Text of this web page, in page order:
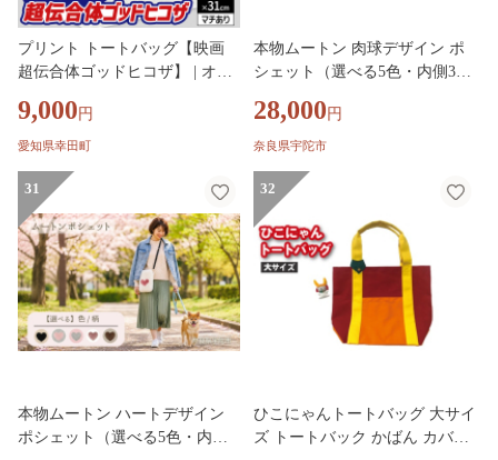
プリント トートバッグ【映画
超伝合体ゴッドヒコザ】 | オリ
特撮 ヒーロー
9,000 円
愛知県幸田町
本物ムートン 肉球デザイン ポ
シェット（選べる5色・内側3種
グ ショルダーバッグ レディー
ス 肉球 猫 犬 アニマル かわい
ト おしゃれ 軽量 お出かけ 旅行
選べるカラー 日本製 奈良県 宇
陀市 ふるさと納税
28,000 円
奈良県宇陀市
31
本物ムートン ハートデザイン
ポシェット（選べる5色・内側3
32
ひこにゃんトートバッグ 大サイ
ズ トートバック かばん カバン